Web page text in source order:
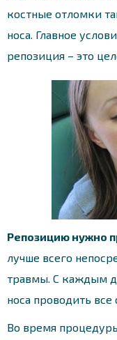
костные отломки
носа. Главное
репозиция – это
Репозицию нужно
лучше всего
травмы. С каждым
носа проводить все
Во время